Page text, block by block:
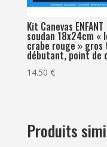
Kit Canevas ENFANT
soudan 18x24cm «
crabe rouge » gros
débutant, point de
14.50 €
Produits